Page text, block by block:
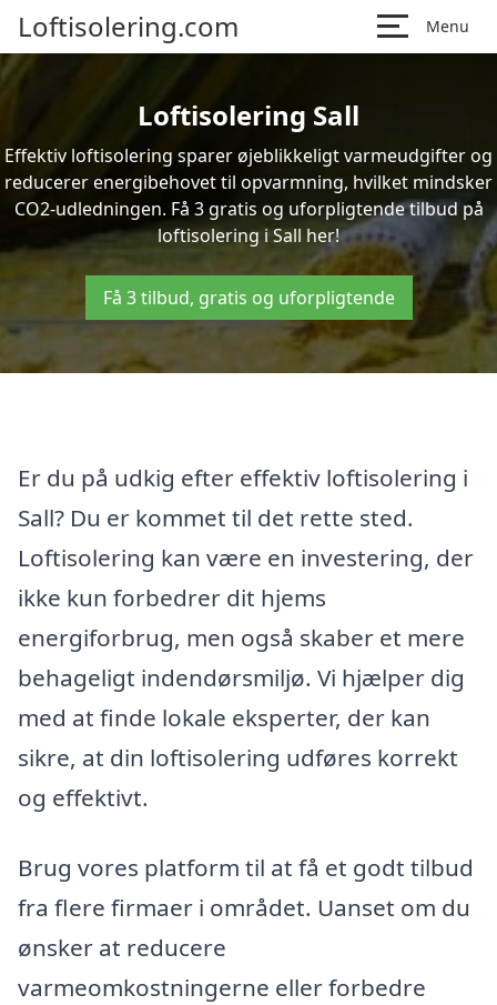
Loftisolering.com Menu
Loftisolering Sall
Effektiv loftisolering sparer øjeblikkeligt varmeudgifter og
reducerer energibehovet til opvarmning, hvilket mindsker
CO2-udledningen. Få 3 gratis og uforpligtende tilbud på
loftisolering i Sall her!
Få 3 tilbud, gratis og uforpligtende
Er du på udkig efter effektiv loftisolering i
Sall? Du er kommet til det rette sted.
Loftisolering kan være en investering, der
ikke kun forbedrer dit hjems
energiforbrug, men også skaber et mere
behageligt indendørsmiljø. Vi hjælper dig
med at finde lokale eksperter, der kan
sikre, at din loftisolering udføres korrekt
og effektivt.
Brug vores platform til at få et godt tilbud
fra flere firmaer i området. Uanset om du
ønsker at reducere
varmeomkostningerne eller forbedre